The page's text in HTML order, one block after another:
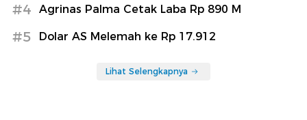
#4 Agrinas Palma Cetak Laba Rp 890 M
#5 Dolar AS Melemah ke Rp 17.912
Lihat Selengkapnya